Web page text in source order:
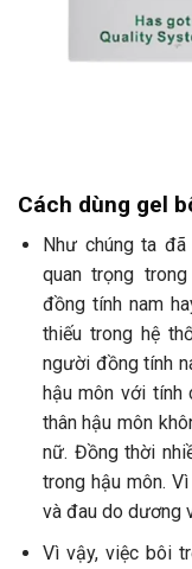
Cách dùng gel
Như chúng ta
quan trọng
đồng tính nam
thiếu trong hệ
người đồng tính
hậu môn với tính
thân hậu môn
nữ. Đồng thời
trong hậu môn.
và đau do dương
Vì vậy, việc bôi